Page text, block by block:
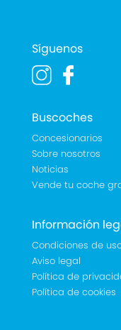
Síguenos
Buscoches
Concesionarios
Sobre nosotros
Noticias
Vende tu coche
Información
Condiciones de
Aviso legal
Política de
Política de cookies